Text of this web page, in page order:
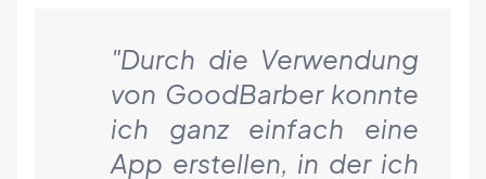
"Durch die Verwendung
von GoodBarber konnte
ich ganz einfach eine
App erstellen, in der ich